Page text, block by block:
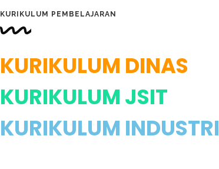
KURIKULUM PEMBELAJARAN
KURIKULUM DINAS
KURIKULUM JSIT
KURIKULUM INDUSTRI